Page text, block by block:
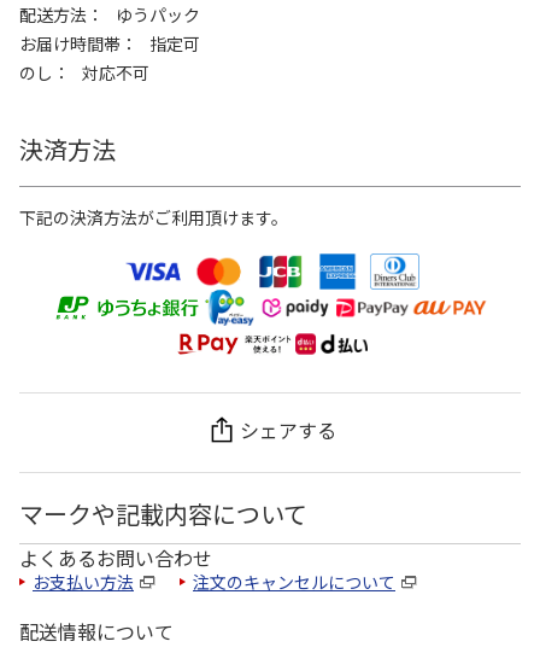
配送方法
ゆうパック
お届け時間帯
指定可
のし
対応不可
決済方法
下記の決済方法がご利用頂けます。
シェアする
マークや記載内容について
よくあるお問い合わせ
お支払い方法 注文のキャンセルについて
配送情報について